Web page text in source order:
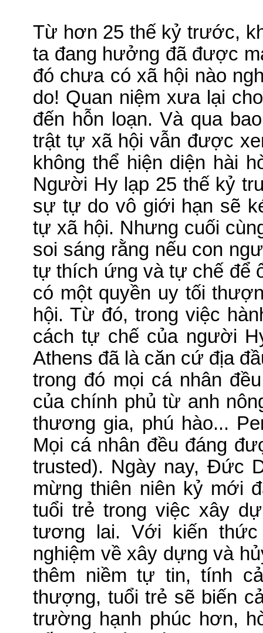
Từ hơn 25 thế kỷ trước,
ta đang hưởng đã được
đó chưa có xã hội nào
do! Quan niệm xưa lại
đến hỗn loạn. Và qua
trật tự xã hội vẫn được
không thể hiện diện hài
Người Hy lạp 25 thế kỷ
sự tự do vô giới hạn sẽ
tự xã hội. Nhưng cuối
soi sáng rằng nếu con
tự thích ứng và tự chế để
có một quyền uy tối
hội. Từ đó, trong việc
cách tự chế của người
Athens đã là căn cứ địa
trong đó mọi cá nhân
của chính phủ từ anh
thương gia, phú hào...
Mọi cá nhân đều đáng
trusted). Ngày nay, Đức
mừng thiên niên kỷ mới
tuổi trẻ trong việc xây
tương lai. Với kiến
nghiệm về xây dựng và
thêm niềm tự tin, tính
thượng, tuổi trẻ sẽ biến
trường hạnh phúc hơn,